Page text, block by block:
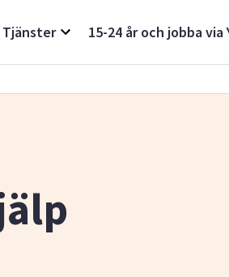
Tjänster 15-24 år och jobba via